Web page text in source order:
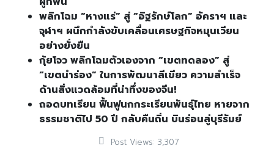
พลิกโฉม “หางแร่” สู่ “อิฐรักษ์โลก” อัคราฯ และ
จุฬาฯ ผนึกกำลังขับเคลื่อนเศรษฐกิจหมุนเวียน
อย่างยั่งยืน
กุ้ยโจว พลิกโฉมตัวเองจาก “เขตทดลอง” สู่
“เขตนำร่อง” ในการพัฒนาสีเขียว ความสำเร็จ
ด้านสิ่งแวดล้อมที่น่าทึ่งของจีน!
ถอดบทเรียน ฟื้นฟูนกกระเรียนพันธุ์ไทย หายจาก
ธรรมชาติไป 50 ปี กลับคืนถิ่น บินร่อนสู่บุรีรัมย์
Post Views: 3,307